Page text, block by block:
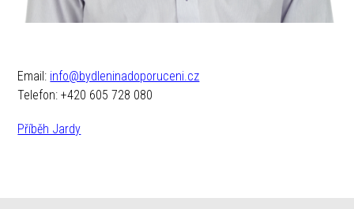
Email: info@bydleninadoporuceni.cz
Telefon: +420 605 728 080
Příběh Jardy